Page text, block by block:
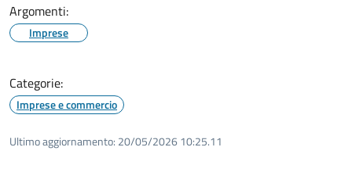
Argomenti:
Imprese
Categorie:
Imprese e commercio
Ultimo aggiornamento: 20/05/2026 10:25.11